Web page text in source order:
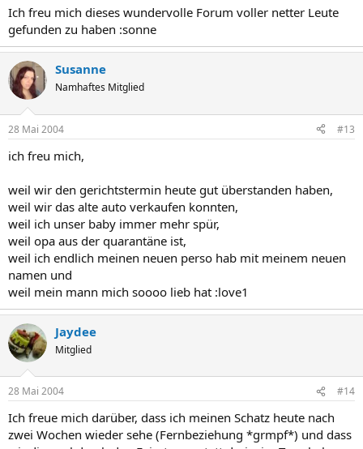
Ich freu mich dieses wundervolle Forum voller netter Leute
gefunden zu haben :sonne
Susanne
Namhaftes Mitglied
28 Mai 2004 #13
ich freu mich,
weil wir den gerichtstermin heute gut überstanden haben,
weil wir das alte auto verkaufen konnten,
weil ich unser baby immer mehr spür,
weil opa aus der quarantäne ist,
weil ich endlich meinen neuen perso hab mit meinem neuen
namen und
weil mein mann mich soooo lieb hat :love1
Jaydee
Mitglied
28 Mai 2004 #14
Ich freue mich darüber, dass ich meinen Schatz heute nach
zwei Wochen wieder sehe (Fernbeziehung *grmpf*) und dass